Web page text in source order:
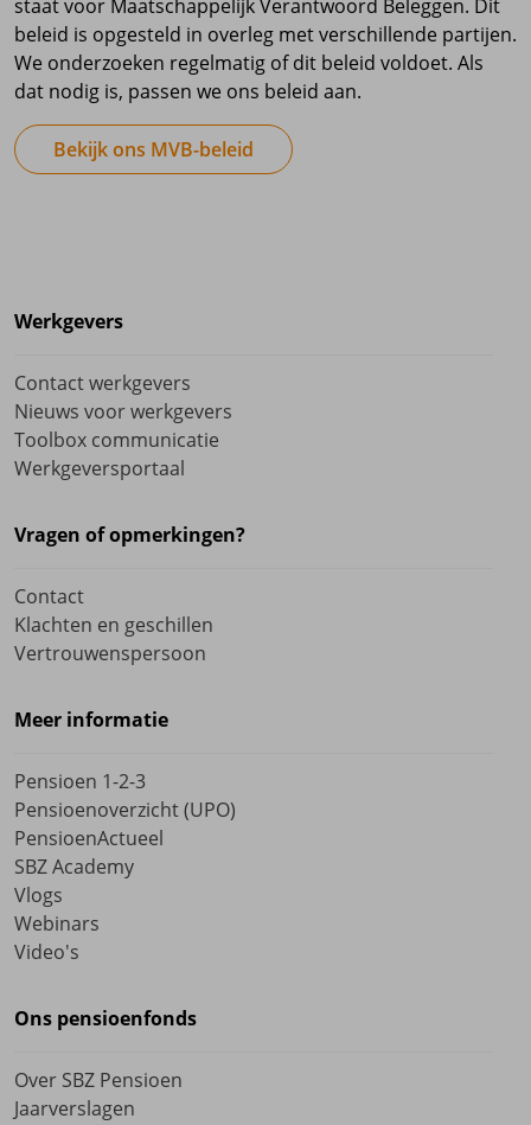
staat voor Maatschappelijk Verantwoord Beleggen. Dit
beleid is opgesteld in overleg met verschillende partijen.
We onderzoeken regelmatig of dit beleid voldoet. Als
dat nodig is, passen we ons beleid aan.
Bekijk ons MVB-beleid
Werkgevers
Contact werkgevers
Nieuws voor werkgevers
Toolbox communicatie
Werkgeversportaal
Vragen of opmerkingen?
Contact
Klachten en geschillen
Vertrouwenspersoon
Meer informatie
Pensioen 1-2-3
Pensioenoverzicht (UPO)
PensioenActueel
SBZ Academy
Vlogs
Webinars
Video's
Ons pensioenfonds
Over SBZ Pensioen
Jaarverslagen